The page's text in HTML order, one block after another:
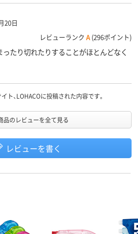
20日
レビューランク A (296ポイント)
ったり切れたりすることがほとんどなく
ト、LOHACOに投稿された内容です。
品のレビューを全て見る
レビューを書く